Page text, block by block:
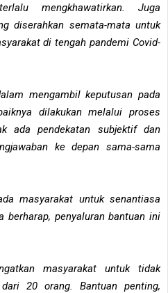
mengkhawatirkan. Juga
diserahkan semata-mata untuk
di tengah pandemi Covid-
mengambil keputusan pada
dilakukan melalui proses
ada pendekatan subjektif dan
ke depan sama-sama
masyarakat untuk senantiasa
berharap, penyaluran bantuan ini
masyarakat untuk tidak
20 orang. Bantuan penting,